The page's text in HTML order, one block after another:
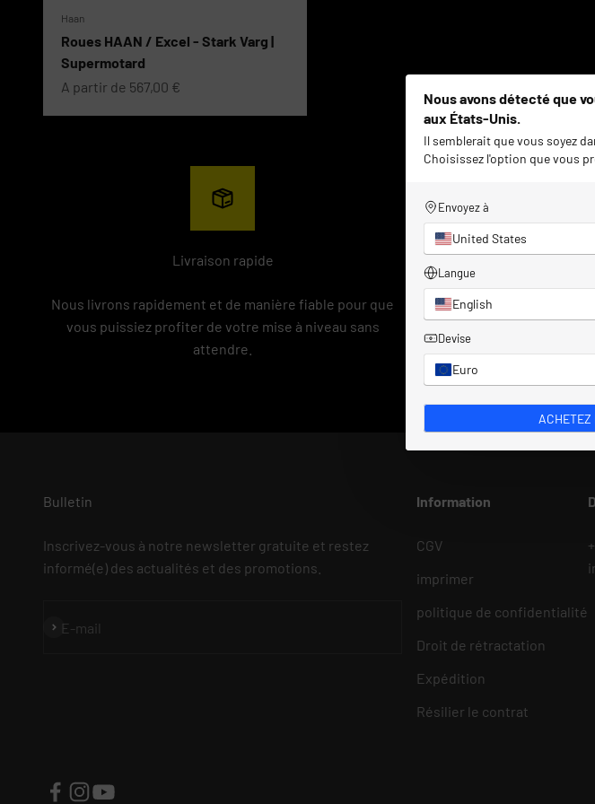
Haan
Roues HAAN / Excel - Stark Varg |
Supermotard
Prix de vente
A partir de 567,00 €
Livraison rapide
Nous livrons rapidement et de manière fiable pour que
vous puissiez profiter de votre mise à niveau sans
attendre.
Service
Notre équipe est là pour
– de manière
Bulletin
Inscrivez-vous à notre newsletter gratuite et restez
informé(e) des actualités et des promotions.
E-mail
S'inscrire
Information
CGV
imprimer
politique de confidentialité
Droit de rétractation
Expédition
Résilier le contrat
Nous avons détecté que
aux États-Unis.
Il semblerait que vous soyez
Choisissez l'option que vous
Envoyez à
United States
Langue
English
Devise
Euro